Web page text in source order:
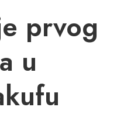
prvog
u